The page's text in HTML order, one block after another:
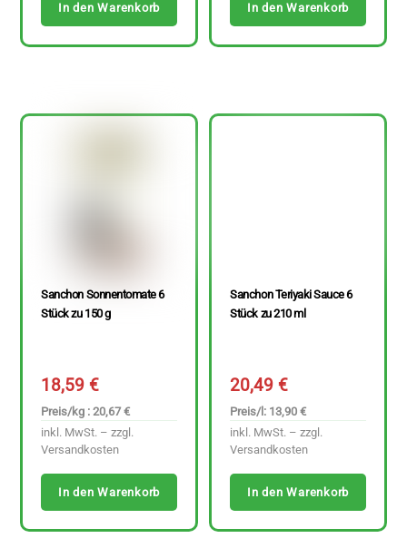
In den Warenkorb In den Warenkorb
Sanchon Sonnentomate 6
Stück zu 150 g
18,59€
Preis/kg : 20,67 €
inkl. MwSt. – zzgl.
Versandkosten
In den Warenkorb
Sanchon Teriyaki Sauce 6
Stück zu 210 ml
20,49€
Preis/l: 13,90 €
inkl. MwSt. – zzgl.
Versandkosten
In den Warenkorb